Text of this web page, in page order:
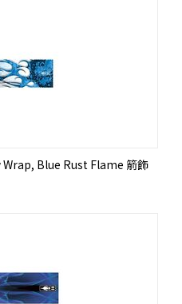
Blue Rust Flame 箭飾